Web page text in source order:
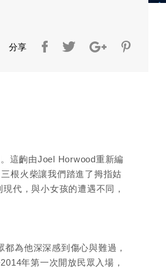
分享
這齣由Joel Horwood重新編
根火柴讓我們踏進了拇指姑
代，與小女孩的遭遇不同，
為他深深感到傷心與難過，
年第一次開放民眾入場，